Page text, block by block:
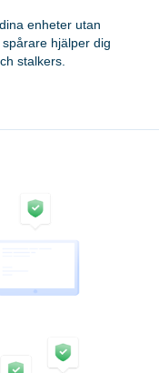
enheter utan
hjälper dig
stalkers.